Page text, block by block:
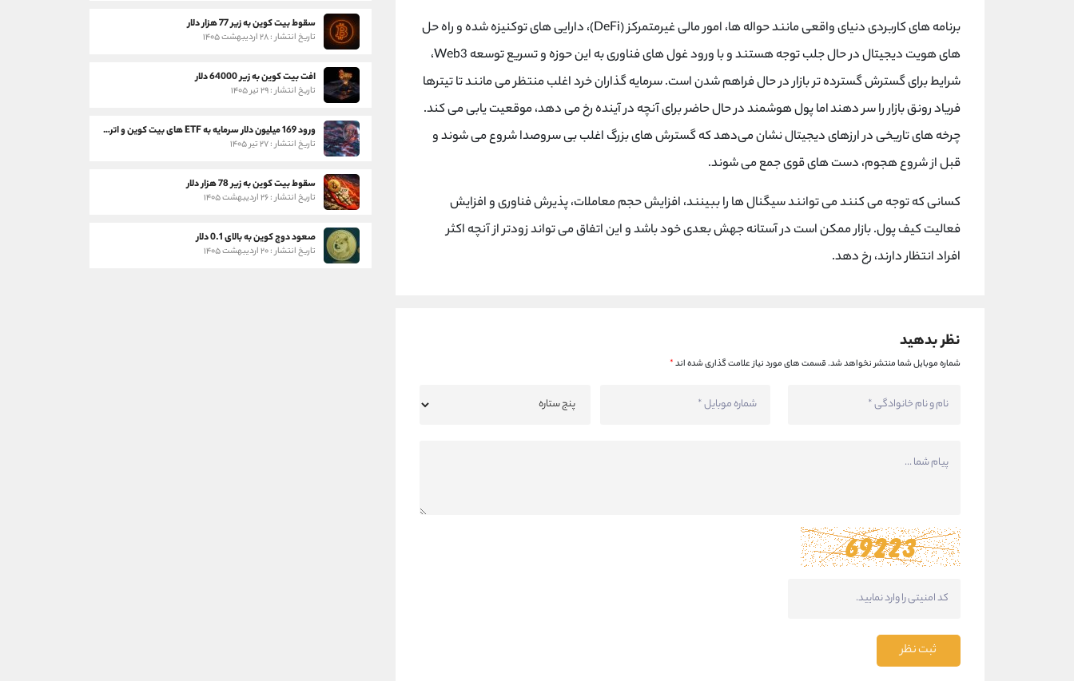
برنامه های کاربردی دنیای واقعی مانند حواله ها، امور مالی غیرمتمرکز (DeFi)، دارایی های توکنیزه شده و راه حل
های هویت دیجیتال در حال جلب توجه هستند و با ورود غول های فناوری به این حوزه و تسریع توسعه Web3،
شرایط برای گسترش گسترده تر بازار در حال فراهم شدن است. سرمایه گذاران خرد اغلب منتظر می مانند تا تیترها
فریاد رونق بازار را سر دهند اما پول هوشمند در حال حاضر برای آنچه در آینده رخ می دهد، موقعیت یابی می کند.
چرخه های تاریخی در ارزهای دیجیتال نشان می‌دهد که گسترش های بزرگ اغلب بی سروصدا شروع می شوند و
قبل از شروع هجوم، دست های قوی جمع می شوند.
کسانی که توجه می کنند می توانند سیگنال ها را ببینند، افزایش حجم معاملات، پذیرش فناوری و افزایش
فعالیت کیف پول. بازار ممکن است در آستانه جهش بعدی خود باشد و این اتفاق می تواند زودتر از آنچه اکثر
افراد انتظار دارند، رخ دهد.
نظر بدهید
شماره موبایل شما منتشر نخواهد شد.قسمت های مورد نیاز علامت گذاری شده اند*
ثبت نظر
سقوط بیت کوین به زیر 77 هزار دلار
تاریخ انتشار : ۲۸ اردیبهشت ۱۴۰۵
افت بیت کوین به زیر 64000 دلار
تاریخ انتشار : ۲۹ تیر ۱۴۰۵
ورود 169 میلیون دلار سرمایه به ETF های بیت کوین و اتریوم
تاریخ انتشار : ۲۷ تیر ۱۴۰۵
سقوط بیت کوین به زیر 78 هزار دلار
تاریخ انتشار : ۲۶ اردیبهشت ۱۴۰۵
صعود دوج کوین به بالای 0.1 دلار
تاریخ انتشار : ۲۰ اردیبهشت ۱۴۰۵